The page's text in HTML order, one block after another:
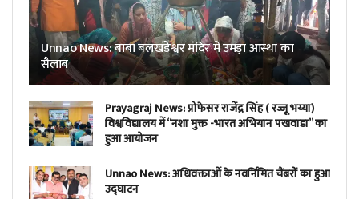
Unnao News: बाबा बलखंडेश्वर मंदिर में उमड़ा आस्था का
सैलाब
Prayagraj News: प्रोफेसर राजेंद्र सिंह ( रज्जू भय्या)
विश्वविद्यालय में “नशा मुक्त -भारत अभियान पखवाडा” का
हुआ आयोजन
Unnao News: अधिवक्ताओं के नवर्निमित चैंबरों का हुआ
उद्घाटन